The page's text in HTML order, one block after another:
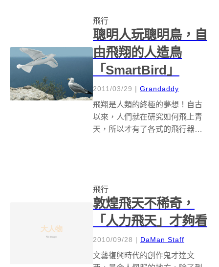
間，廚房外加一個儲藏...
飛行
聰明人玩聰明鳥，自
由飛翔的人造鳥
「SmartBird」
2011/03/29 | Grandaddy
飛翔是人類的終極的夢想！自古
以來，人們就在研究如何飛上青
天，所以才有了各式的飛行器，
「SmartBird」，雖然是假鳥但飛
起來可是跟真的...
飛行
敦煌飛天不稀奇，
「人力飛天」才夠看
2010/09/28 | DaMan Staff
文藝復興時代的創作鬼才達文